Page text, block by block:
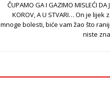
ČUPAMO GA I GAZIMO MISLEĆI DA
KOROV, A U STVARI… On je lijek
mnoge bolesti, biće vam žao što
niste